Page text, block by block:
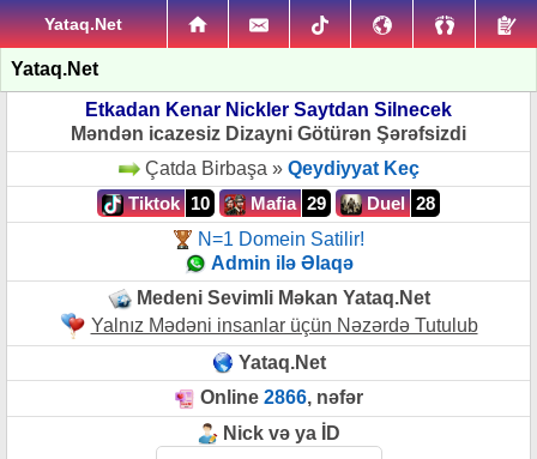
Yataq.Net
Yataq.Net
Etkadan Kenar Nickler Saytdan Silnecek
Məndən icazesiz Dizayni Götürən Şərəfsizdi
Çatda Birbaşa » Qeydiyyat Keç
Tiktok 10 Mafia 29 Duel 28
N=1 Domein Satilir!
Admin ilə Əlaqə
Medeni Sevimli Məkan Yataq.Net
Yalnız Mədəni insanlar üçün Nəzərdə Tutulub
Yataq.Net
Online 2866, nəfər
Nick və ya İD